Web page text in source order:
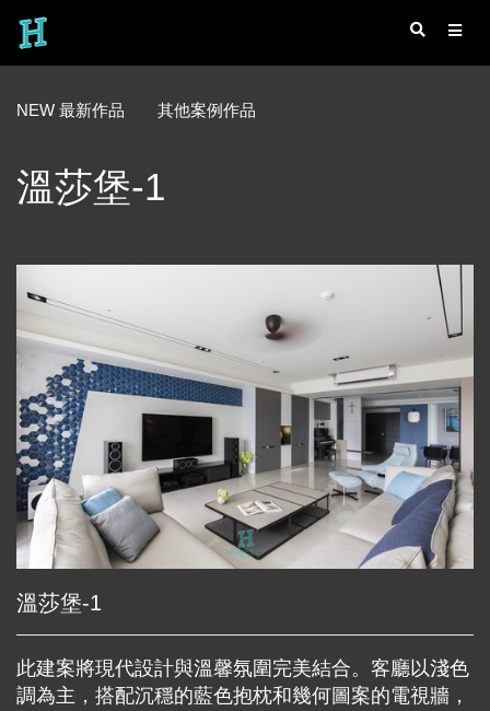
NEW 最新作品 其他案例作品
溫莎堡-1
溫莎堡-1
此建案將現代設計與溫馨氛圍完美結合。客廳以淺色
調為主，搭配沉穩的藍色抱枕和幾何圖案的電視牆，